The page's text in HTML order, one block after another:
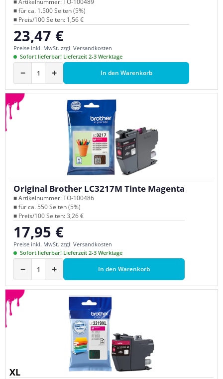
■ für ca. 1.500 Seiten (5%)
■ Preis/100 Seiten: 1,56 €
Regulärer Preis:
23,47 €
Preise inkl. MwSt. zzgl. Versandkosten
Sofort lieferbar! Lieferzeit 2-3 Werktage
− + In den Warenkorb
Original Brother LC3217M Tinte Magenta
■ Artikelnummer: TO-100486
■ für ca. 550 Seiten (5%)
■ Preis/100 Seiten: 3,26 €
Regulärer Preis:
17,95 €
Preise inkl. MwSt. zzgl. Versandkosten
Sofort lieferbar! Lieferzeit 2-3 Werktage
− + In den Warenkorb
XL